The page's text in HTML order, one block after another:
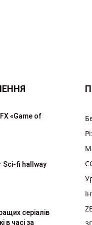
«Game of
Sci-fi hallway
серіалів
в часі за